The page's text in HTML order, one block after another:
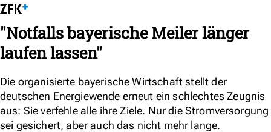
"Notfalls bayerische Meiler länger
laufen lassen"
Die organisierte bayerische Wirtschaft stellt der
deutschen Energiewende erneut ein schlechtes Zeugnis
aus: Sie verfehle alle ihre Ziele. Nur die Stromversorgung
sei gesichert, aber auch das nicht mehr lange.